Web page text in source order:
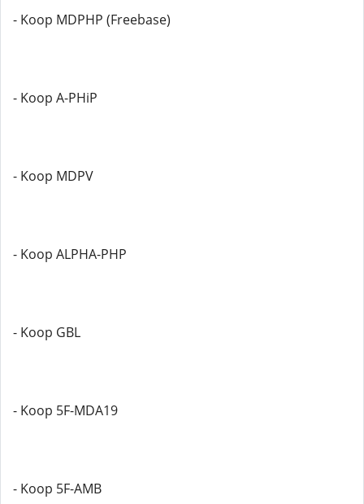
- Koop MDPHP (Freebase)
- Koop A-PHiP
- Koop MDPV
- Koop ALPHA-PHP
- Koop GBL
- Koop 5F-MDA19
- Koop 5F-AMB